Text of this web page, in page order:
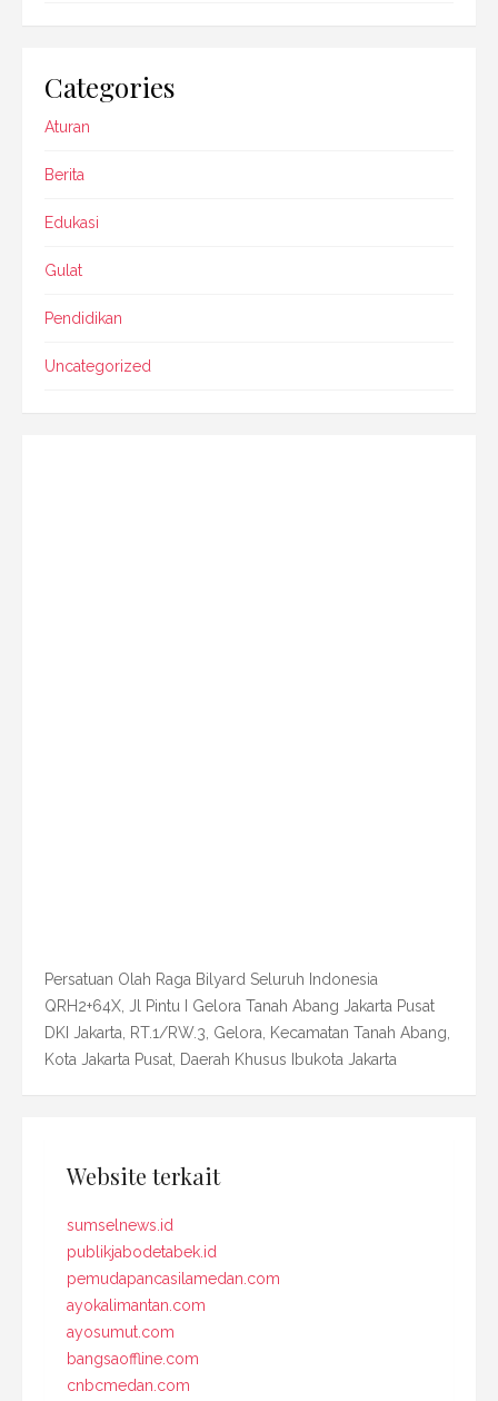
Categories
Aturan
Berita
Edukasi
Gulat
Pendidikan
Uncategorized
Persatuan Olah Raga Bilyard Seluruh Indonesia
QRH2+64X, Jl Pintu I Gelora Tanah Abang Jakarta Pusat
DKI Jakarta, RT.1/RW.3, Gelora, Kecamatan Tanah Abang,
Kota Jakarta Pusat, Daerah Khusus Ibukota Jakarta
Website terkait
sumselnews.id
publikjabodetabek.id
pemudapancasilamedan.com
ayokalimantan.com
ayosumut.com
bangsaoffline.com
cnbcmedan.com